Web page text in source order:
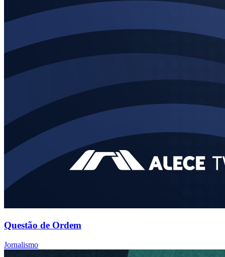
Questão de Ordem
Jornalismo